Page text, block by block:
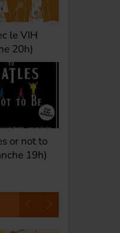
Mix by
jeudi et
(Samedi